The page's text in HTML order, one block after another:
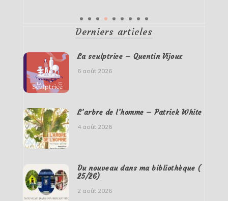
Derniers articles
La sculptrice – Quentin Vijoux
6 août 2026
L’arbre de l’homme – Patrick White
4 août 2026
Du nouveau dans ma bibliothèque (
25/26)
2 août 2026